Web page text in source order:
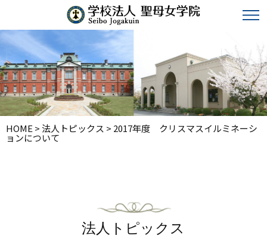
HOME >法人トピックス > 2017年度 クリスマスイルミネーシ
ョンについて
法人トピックス